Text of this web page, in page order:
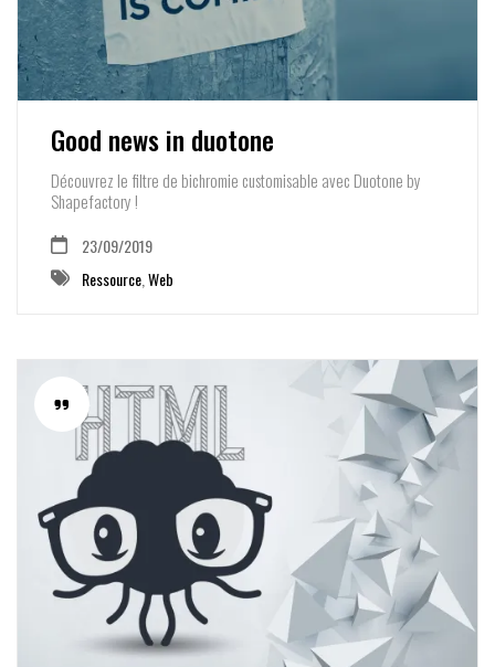
Good news in duotone
Découvrez le filtre de bichromie customisable avec Duotone by
Shapefactory !
23/09/2019
Ressource Web